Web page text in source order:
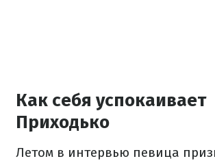
Как себя успокаивает
Приходько
Летом в интервью певица